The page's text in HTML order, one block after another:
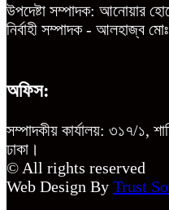
উপদেষ্টা সম্পাদক: আনোয়ার
নির্বাহী সম্পাদক - আলহাজ্ব
অফিস:
সম্পাদকীয় কার্যালয়: ৩১৭/১,
ঢাকা।
© All rights reserved
Web Design By Trust